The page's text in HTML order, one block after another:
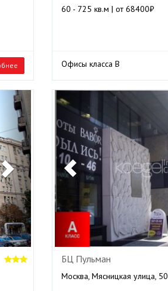
60 - 725 кв.м | от 68400₽
Офисы класса B
Next Previous
БЦ Пульман
Москва, Мясницкая улица, 50